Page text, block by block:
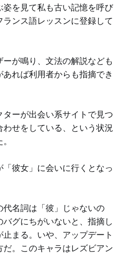
を見て私も古い記憶を呼び
ンス語レッスンに登録して
が鳴り、文法の解説なども
れば利用者からも指摘でき
ーが出会い系サイトで見つ
せをしている、という状況
彼女」に会いに行くとなっ
名詞は「彼」じゃないの
グにちがいないと、指摘し
まる。いや、アップデート
。このキャラはレズビアン